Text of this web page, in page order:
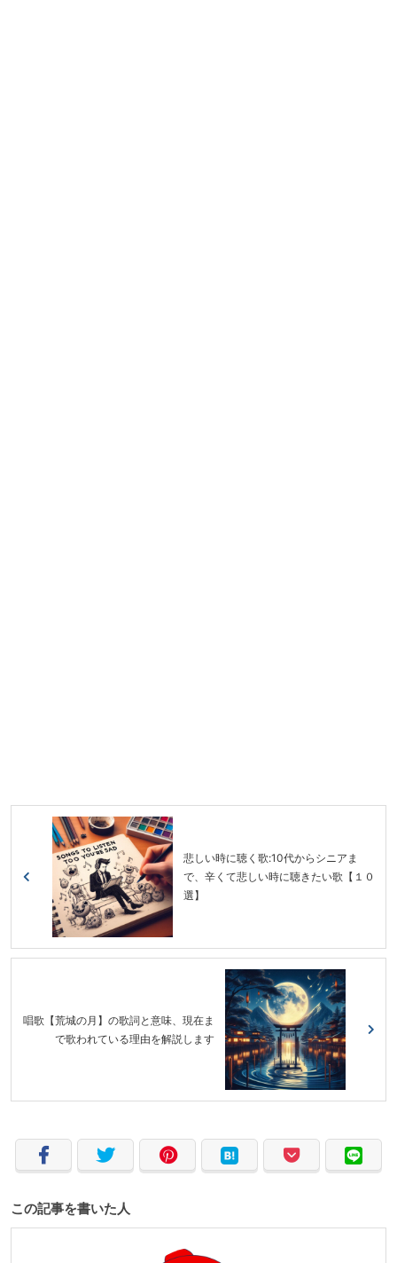
悲しい時に聴く歌:10代からシニアま
で、辛くて悲しい時に聴きたい歌【１０
選】
唱歌【荒城の月】の歌詞と意味、現在ま
で歌われている理由を解説します
この記事を書いた人